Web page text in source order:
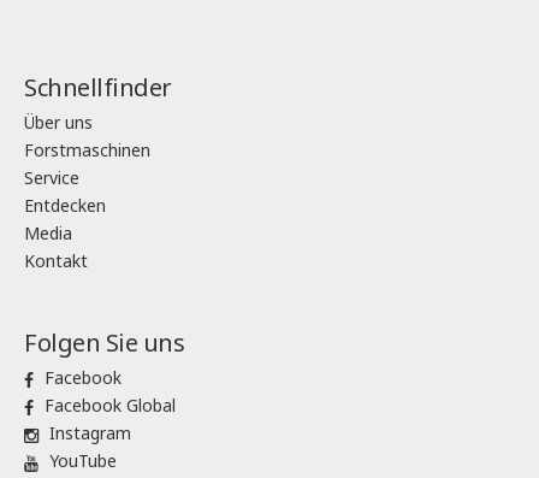
Schnellfinder
Über uns
Forstmaschinen
Service
Entdecken
Media
Kontakt
Folgen Sie uns
Facebook
Facebook Global
Instagram
YouTube